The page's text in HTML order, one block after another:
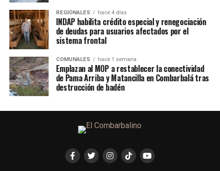
REGIONALES hace 4 días
INDAP habilita crédito especial y renegociación
de deudas para usuarios afectados por el
sistema frontal
COMUNALES hace 1 semana
Emplazan al MOP a restablecer la conectividad
de Pama Arriba y Matancilla en Combarbalá tras
destrucción de badén